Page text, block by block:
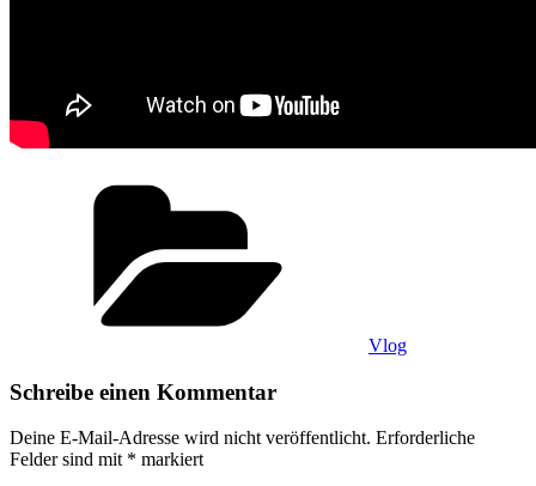
Vlog
Schreibe einen Kommentar
Deine E-Mail-Adresse wird nicht veröffentlicht. Erforderliche
Felder sind mit * markiert